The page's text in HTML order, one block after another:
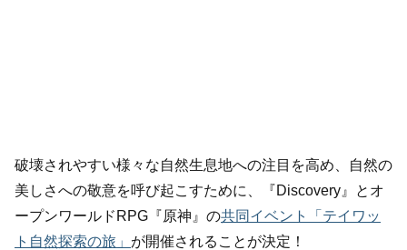
破壊されやすい様々な自然生息地への注目を高め、自然の
美しさへの敬意を呼び起こすために、『Discovery』とオ
ープンワールドRPG『原神』の共同イベント「テイワッ
ト自然探索の旅」 が開催されることが決定！